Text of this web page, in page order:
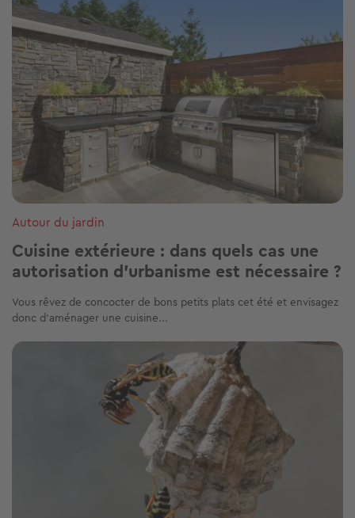
Autour du jardin
Cuisine extérieure : dans quels cas une
autorisation d'urbanisme est nécessaire ?
Vous rêvez de concocter de bons petits plats cet été et envisagez
donc d’aménager une cuisine...
Image